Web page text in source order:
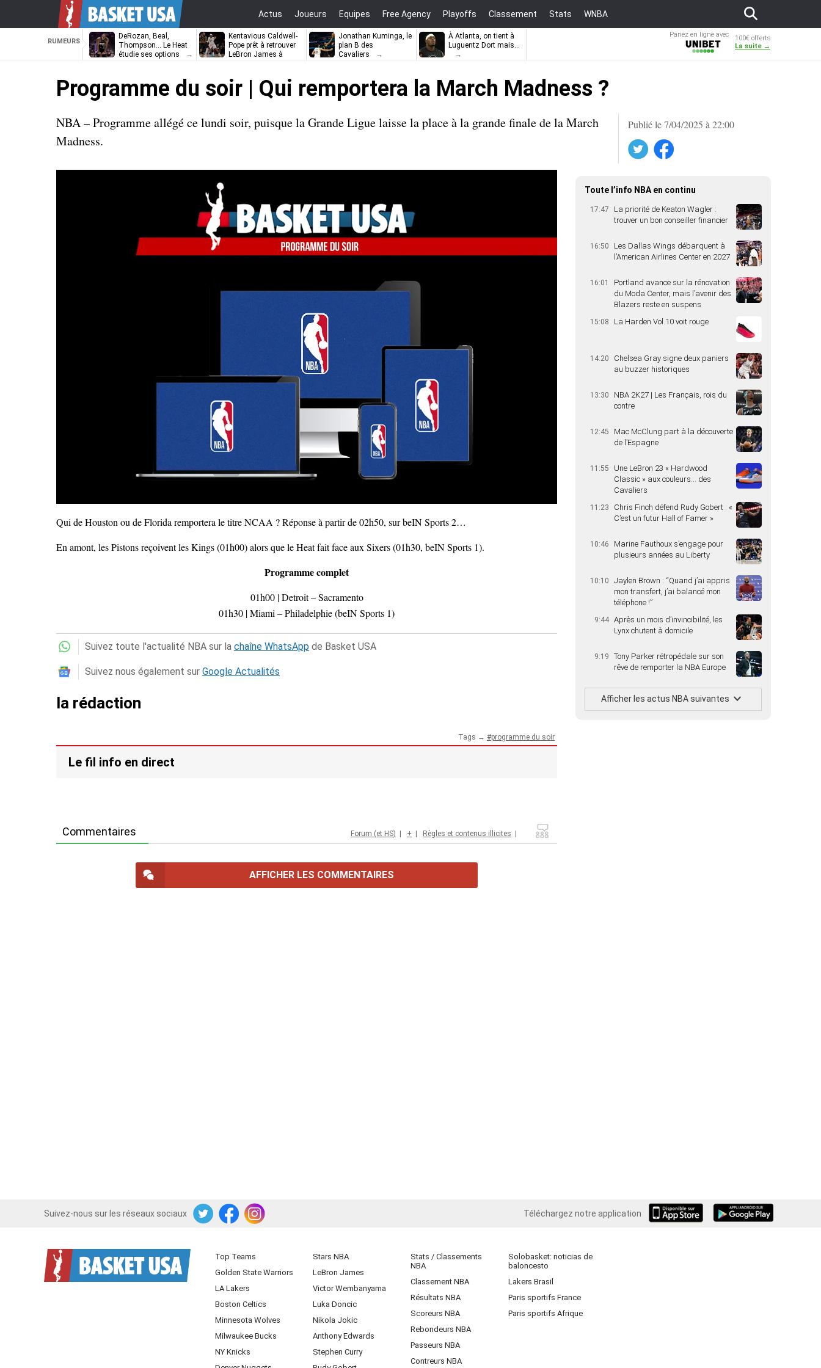
Actus Joueurs Equipes Free Agency Playoffs Classement Stats WNBA
RUMEURS
DeRozan, Beal,
Thompson… Le Heat
étudie ses options
Kentavious Caldwell-
Pope prêt à retrouver
LeBron James à
Jonathan Kuminga, le
plan B des
Cavaliers
À Atlanta, on tient à
Luguentz Dort mais…
Pariez en ligne avec
100€ offerts
La suite →
Programme du soir | Qui remportera la March Madness ?
Publié le 7/04/2025 à 22:00
Facebook
NBA – Programme allégé ce lundi soir, puisque la Grande Ligue laisse la place à la grande finale de la March
Madness.
Qui de Houston ou de Florida remportera le titre NCAA ? Réponse à partir de 02h50, sur beIN Sports 2…
En amont, les Pistons reçoivent les Kings (01h00) alors que le Heat fait face aux Sixers (01h30, beIN Sports 1).
Programme complet
01h00 | Detroit – Sacramento
01h30 | Miami – Philadelphie (beIN Sports 1)
Suivez toute l'actualité NBA sur la chaîne WhatsApp de Basket USA
Suivez nous également sur Google Actualités
la rédaction
Tags → programme du soir
Le fil info en direct
Commentaires Forum (et HS) | + | Règles et contenus illicites |
AFFICHER LES COMMENTAIRES
Toute l’info NBA en continu
17:47
La priorité de Keaton Wagler :
trouver un bon conseiller financier
16:50
Les Dallas Wings débarquent à
l’American Airlines Center en 2027
16:01
Portland avance sur la rénovation
du Moda Center, mais l’avenir des
Blazers reste en suspens
15:08 La Harden Vol.10 voit rouge
14:20
Chelsea Gray signe deux paniers
au buzzer historiques
13:30
NBA 2K27 | Les Français, rois du
contre
12:45
Mac McClung part à la découverte
de l’Espagne
11:55
Une LeBron 23 « Hardwood
Classic » aux couleurs… des
Cavaliers
11:23
Chris Finch défend Rudy Gobert : «
C’est un futur Hall of Famer »
10:46
Marine Fauthoux s’engage pour
plusieurs années au Liberty
10:10
Jaylen Brown : “Quand j’ai appris
mon transfert, j’ai balancé mon
téléphone !”
9:44 Après un mois d’invincibilité, les
Lynx chutent à domicile
9:19
Tony Parker rétropédale sur son
rêve de remporter la NBA Europe
Afficher les actus NBA suivantes
Suivez-nous sur les réseaux sociaux
TwitterFacebookInstagram Téléchargez notre application
iOS Android
Top Teams
Golden State Warriors
LA Lakers
Boston Celtics
Minnesota Wolves
Milwaukee Bucks
NY Knicks
Stars NBA
LeBron James
Victor Wembanyama
Luka Doncic
Nikola Jokic
Anthony Edwards
Stephen Curry
Stats / Classements
NBA
Classement NBA
Résultats NBA
Scoreurs NBA
Rebondeurs NBA
Passeurs NBA
Contreurs NBA
Solobasket: noticias de
baloncesto
Lakers Brasil
Paris sportifs France
Paris sportifs Afrique